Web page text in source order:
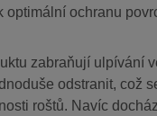
optimální ochranu
zabraňují ulpívání
odstranit, což
roštů. Navíc